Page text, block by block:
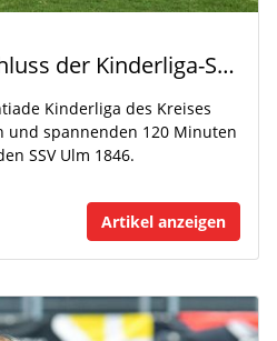
Spannender Abschluss der Kinderliga-Saison
Kinderliga des Kreises
und spannenden 120 Minuten
SSV Ulm 1846.
Artikel anzeigen